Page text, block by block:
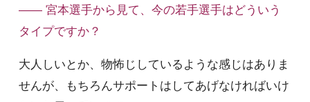
—— 宮本選手から見て、今の若手選手はどういう
タイプですか？
大人しいとか、物怖じしているような感じはありま
せんが、もちろんサポートはしてあげなければいけ